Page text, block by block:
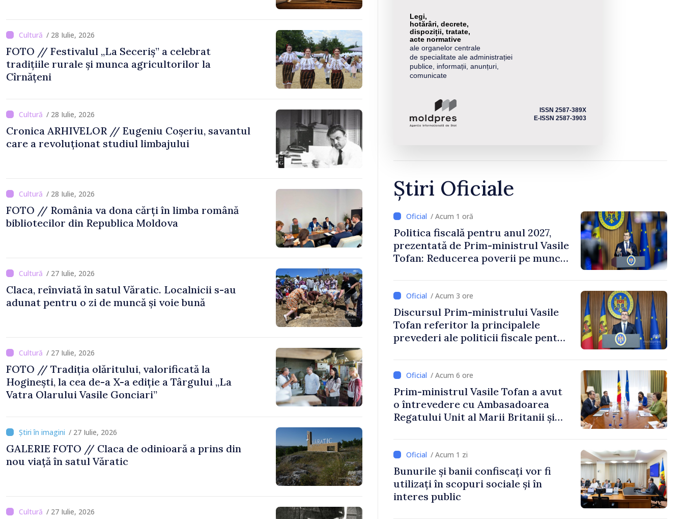
/ 28 Iulie, 2026
FOTO // Festivalul „La Seceriș” a celebrat
tradițiile rurale și munca agricultorilor la
Cîrnățeni
/ 28 Iulie, 2026
Cronica ARHIVELOR // Eugeniu Coșeriu, savantul
care a revoluționat studiul limbajului
/ 28 Iulie, 2026
FOTO // România va dona cărți în limba română
bibliotecilor din Republica Moldova
/ 27 Iulie, 2026
Claca, reînviată în satul Văratic. Localnicii s-au
adunat pentru o zi de muncă și voie bună
/ 27 Iulie, 2026
FOTO // Tradiția olăritului, valorificată la
Hoginești, la cea de-a X-a ediție a Târgului „La
Vatra Olarului Vasile Gonciari”
/ 27 Iulie, 2026
GALERIE FOTO // Claca de odinioară a prins din
nou viață în satul Văratic
/ 27 Iulie, 2026
Legi,
hotărâri, decrete,
dispoziții, tratate,
acte normative
ale organelor centrale
de specialitate ale administrației
publice, informații, anunțuri,
comunicate
ISSN 2587-389X
E-ISSN 2587-3903
Știri Oficiale
/ Acum 1 oră
Politica fiscală pentru anul 2027,
prezentată de Prim-ministrul Vasile
Tofan: Reducerea poverii pe muncă,
/ Acum 3 ore
Discursul Prim-ministrului Vasile
Tofan referitor la principalele
prevederi ale politicii fiscale pentru
/ Acum 6 ore
Prim-ministrul Vasile Tofan a avut
o întrevedere cu Ambasadoarea
Regatului Unit al Marii Britanii și
/ Acum 1 zi
Bunurile și banii confiscați vor fi
utilizați în scopuri sociale și în
interes public